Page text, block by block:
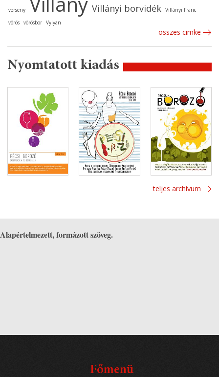
verseny Villányi borvidék Villányi Franc
vörös vörösbor Vylyan
összes cimke
Nyomtatott kiadás
teljes archívum
Alapértelmezett, formázott szöveg.
Főmenü